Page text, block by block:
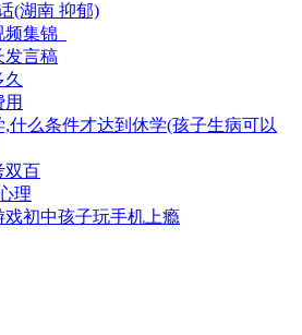
(湖南 抑郁)
集锦_
发言稿
久
什么条件才达到休学(孩子生病可以
双百
理
初中孩子玩手机上瘾